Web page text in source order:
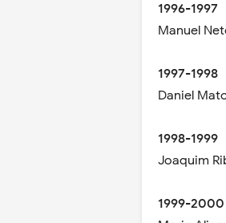
1996-1997
Manuel
1997-1998
Daniel
1998-1999
Joaquim
1999-2000